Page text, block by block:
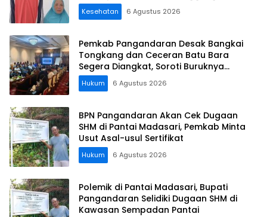
Kesehatan 6 Agustus 2026
Pemkab Pangandaran Desak Bangkai
Tongkang dan Ceceran Batu Bara
Segera Diangkat, Soroti Buruknya
Koordinasi Perusahaan
Hukum 6 Agustus 2026
BPN Pangandaran Akan Cek Dugaan
SHM di Pantai Madasari, Pemkab Minta
Usut Asal-usul Sertifikat
Hukum 6 Agustus 2026
Polemik di Pantai Madasari, Bupati
Pangandaran Selidiki Dugaan SHM di
Kawasan Sempadan Pantai